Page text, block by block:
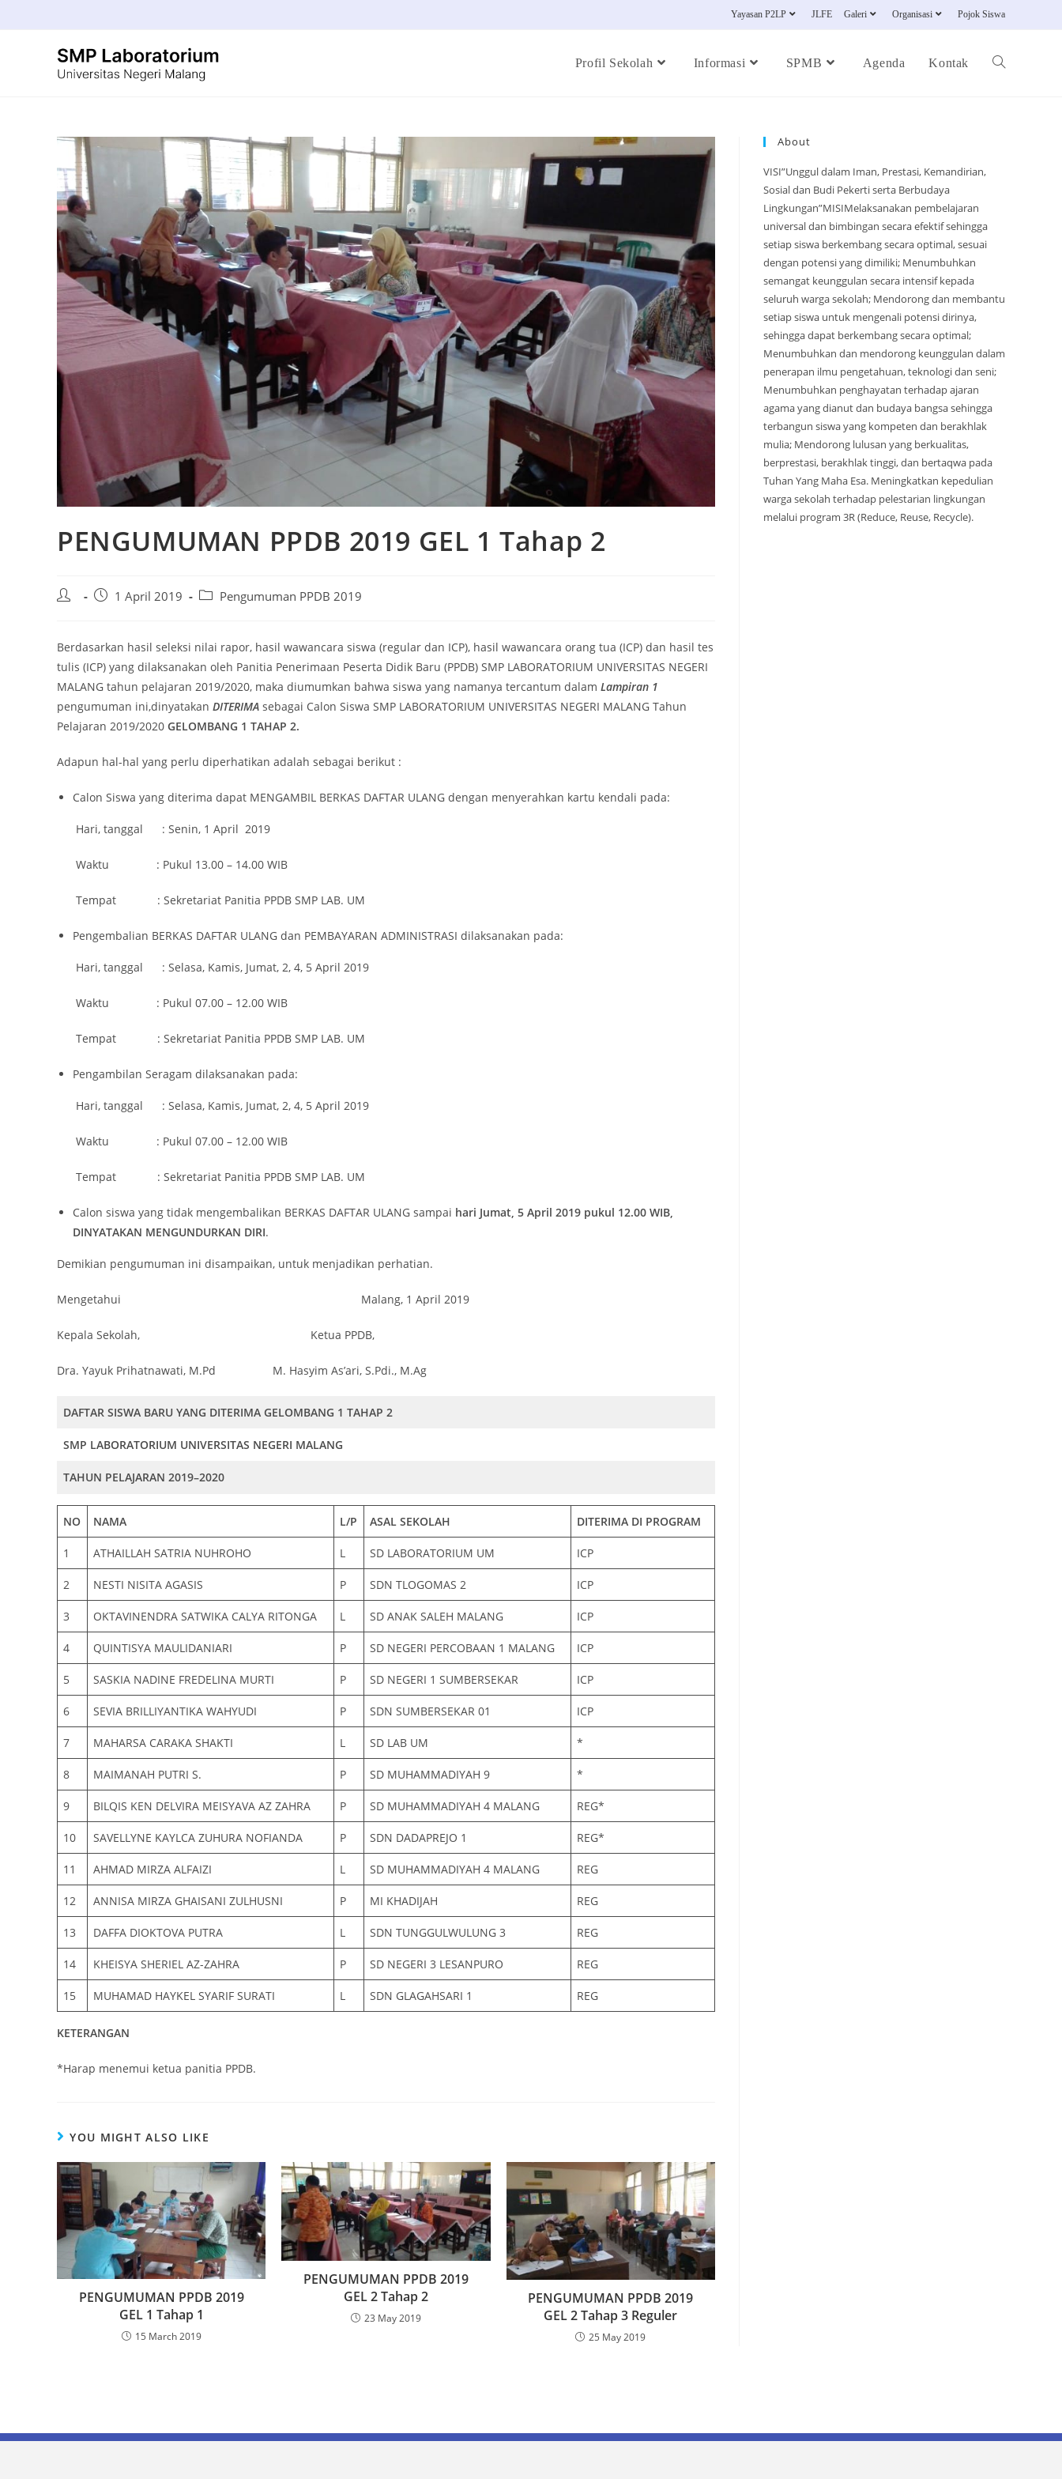
Yayasan P2LP JLFE Galeri Organisasi Pojok Siswa
Profil Sekolah Informasi SPMB Agenda Kontak
PENGUMUMAN PPDB 2019 GEL 1 Tahap 2
1 April 2019 Pengumuman PPDB 2019
Berdasarkan hasil seleksi nilai rapor, hasil wawancara siswa (regular dan ICP), hasil wawancara orang tua (ICP) dan hasil tes
tulis (ICP) yang dilaksanakan oleh Panitia Penerimaan Peserta Didik Baru (PPDB) SMP LABORATORIUM UNIVERSITAS NEGERI
MALANG tahun pelajaran 2019/2020, maka diumumkan bahwa siswa yang namanya tercantum dalam Lampiran 1
pengumuman ini,dinyatakan DITERIMA sebagai Calon Siswa SMP LABORATORIUM UNIVERSITAS NEGERI MALANG Tahun
Pelajaran 2019/2020 GELOMBANG 1 TAHAP 2.
Adapun hal-hal yang perlu diperhatikan adalah sebagai berikut :
Calon Siswa yang diterima dapat MENGAMBIL BERKAS DAFTAR ULANG dengan menyerahkan kartu kendali pada:
Hari, tanggal : Senin, 1 April 2019
Waktu : Pukul 13.00 – 14.00 WIB
Tempat : Sekretariat Panitia PPDB SMP LAB. UM
Pengembalian BERKAS DAFTAR ULANG dan PEMBAYARAN ADMINISTRASI dilaksanakan pada:
Hari, tanggal : Selasa, Kamis, Jumat, 2, 4, 5 April 2019
Waktu : Pukul 07.00 – 12.00 WIB
Tempat : Sekretariat Panitia PPDB SMP LAB. UM
Pengambilan Seragam dilaksanakan pada:
Hari, tanggal : Selasa, Kamis, Jumat, 2, 4, 5 April 2019
Waktu : Pukul 07.00 – 12.00 WIB
Tempat : Sekretariat Panitia PPDB SMP LAB. UM
Calon siswa yang tidak mengembalikan BERKAS DAFTAR ULANG sampai hari Jumat, 5 April 2019 pukul 12.00 WIB,
DINYATAKAN MENGUNDURKAN DIRI.
Demikian pengumuman ini disampaikan, untuk menjadikan perhatian.
Mengetahui Malang, 1 April 2019
Kepala Sekolah, Ketua PPDB,
Dra. Yayuk Prihatnawati, M.Pd M. Hasyim As’ari, S.Pdi., M.Ag
DAFTAR SISWA BARU YANG DITERIMA GELOMBANG 1 TAHAP 2
SMP LABORATORIUM UNIVERSITAS NEGERI MALANG
TAHUN PELAJARAN 2019–2020
NO NAMA L/P ASAL SEKOLAH DITERIMA DI PROGRAM
1 ATHAILLAH SATRIA NUHROHO L SD LABORATORIUM UM ICP
2 NESTI NISITA AGASIS P SDN TLOGOMAS 2 ICP
3 OKTAVINENDRA SATWIKA CALYA RITONGA L SD ANAK SALEH MALANG ICP
4 QUINTISYA MAULIDANIARI P SD NEGERI PERCOBAAN 1 MALANG ICP
5 SASKIA NADINE FREDELINA MURTI P SD NEGERI 1 SUMBERSEKAR ICP
6 SEVIA BRILLIYANTIKA WAHYUDI P SDN SUMBERSEKAR 01 ICP
7 MAHARSA CARAKA SHAKTI L SD LAB UM *
8 MAIMANAH PUTRI S. P SD MUHAMMADIYAH 9 *
9 BILQIS KEN DELVIRA MEISYAVA AZ ZAHRA P SD MUHAMMADIYAH 4 MALANG REG*
10 SAVELLYNE KAYLCA ZUHURA NOFIANDA P SDN DADAPREJO 1 REG*
11 AHMAD MIRZA ALFAIZI L SD MUHAMMADIYAH 4 MALANG REG
12 ANNISA MIRZA GHAISANI ZULHUSNI P MI KHADIJAH REG
13 DAFFA DIOKTOVA PUTRA L SDN TUNGGULWULUNG 3 REG
14 KHEISYA SHERIEL AZ-ZAHRA P SD NEGERI 3 LESANPURO REG
15 MUHAMAD HAYKEL SYARIF SURATI L SDN GLAGAHSARI 1 REG
KETERANGAN
*Harap menemui ketua panitia PPDB.
YOU MIGHT ALSO LIKE
PENGUMUMAN PPDB 2019
GEL 1 Tahap 1
15 March 2019
PENGUMUMAN PPDB 2019
GEL 2 Tahap 2
23 May 2019
PENGUMUMAN PPDB 2019
GEL 2 Tahap 3 Reguler
25 May 2019
About
VISI”Unggul dalam Iman, Prestasi, Kemandirian,
Sosial dan Budi Pekerti serta Berbudaya
Lingkungan”MISIMelaksanakan pembelajaran
universal dan bimbingan secara efektif sehingga
setiap siswa berkembang secara optimal, sesuai
dengan potensi yang dimiliki; Menumbuhkan
semangat keunggulan secara intensif kepada
seluruh warga sekolah; Mendorong dan membantu
setiap siswa untuk mengenali potensi dirinya,
sehingga dapat berkembang secara optimal;
Menumbuhkan dan mendorong keunggulan dalam
penerapan ilmu pengetahuan, teknologi dan seni;
Menumbuhkan penghayatan terhadap ajaran
agama yang dianut dan budaya bangsa sehingga
terbangun siswa yang kompeten dan berakhlak
mulia; Mendorong lulusan yang berkualitas,
berprestasi, berakhlak tinggi, dan bertaqwa pada
Tuhan Yang Maha Esa. Meningkatkan kepedulian
warga sekolah terhadap pelestarian lingkungan
melalui program 3R (Reduce, Reuse, Recycle).